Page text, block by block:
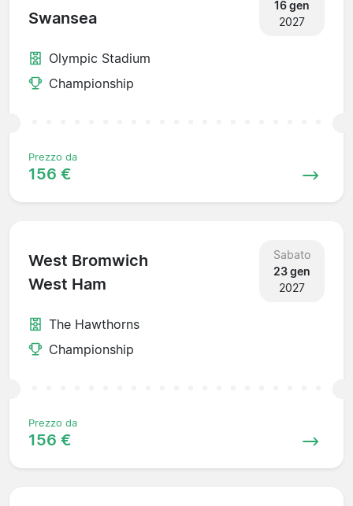
Swansea
16 gen
2027
Olympic Stadium
Championship
Prezzo da
156 €
West Bromwich
West Ham
Sabato
23 gen
2027
The Hawthorns
Championship
Prezzo da
156 €